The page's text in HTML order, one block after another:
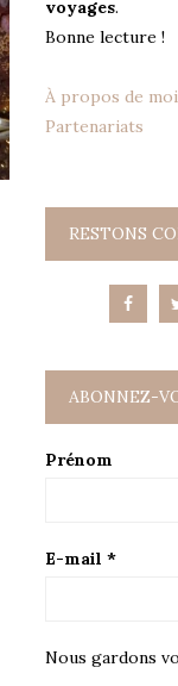
voyages.
Bonne lecture !
À propos de moi
Partenariats
RESTONS
ABONNEZ-
Prénom
E-mail *
Nous gardons